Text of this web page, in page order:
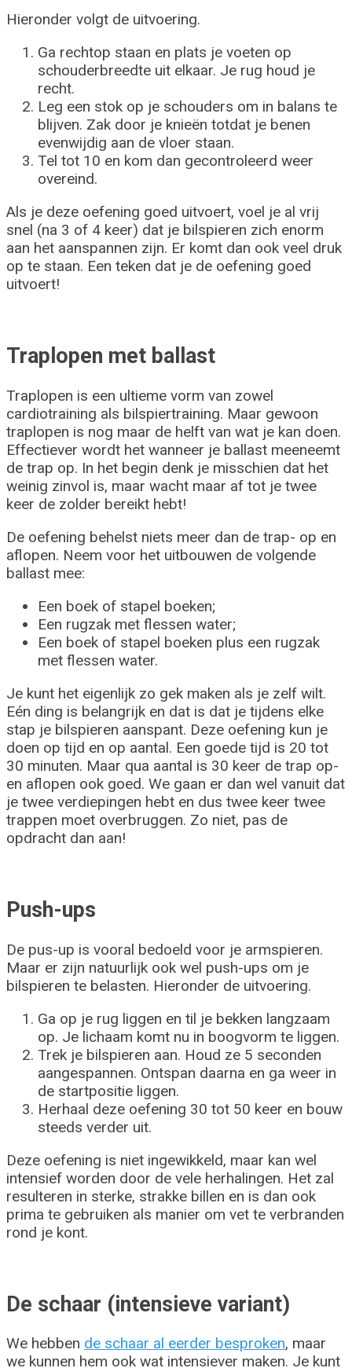
Hieronder volgt de uitvoering.
Ga rechtop staan en plats je voeten op
schouderbreedte uit elkaar. Je rug houd je
recht.
Leg een stok op je schouders om in balans te
blijven. Zak door je knieën totdat je benen
evenwijdig aan de vloer staan.
Tel tot 10 en kom dan gecontroleerd weer
overeind.
Als je deze oefening goed uitvoert, voel je al vrij
snel (na 3 of 4 keer) dat je bilspieren zich enorm
aan het aanspannen zijn. Er komt dan ook veel druk
op te staan. Een teken dat je de oefening goed
uitvoert!
Traplopen met ballast
Traplopen is een ultieme vorm van zowel
cardiotraining als bilspiertraining. Maar gewoon
traplopen is nog maar de helft van wat je kan doen.
Effectiever wordt het wanneer je ballast meeneemt
de trap op. In het begin denk je misschien dat het
weinig zinvol is, maar wacht maar af tot je twee
keer de zolder bereikt hebt!
De oefening behelst niets meer dan de trap- op en
aflopen. Neem voor het uitbouwen de volgende
ballast mee:
Een boek of stapel boeken;
Een rugzak met flessen water;
Een boek of stapel boeken plus een rugzak
met flessen water.
Je kunt het eigenlijk zo gek maken als je zelf wilt.
Eén ding is belangrijk en dat is dat je tijdens elke
stap je bilspieren aanspant. Deze oefening kun je
doen op tijd en op aantal. Een goede tijd is 20 tot
30 minuten. Maar qua aantal is 30 keer de trap op-
en aflopen ook goed. We gaan er dan wel vanuit dat
je twee verdiepingen hebt en dus twee keer twee
trappen moet overbruggen. Zo niet, pas de
opdracht dan aan!
Push-ups
De pus-up is vooral bedoeld voor je armspieren.
Maar er zijn natuurlijk ook wel push-ups om je
bilspieren te belasten. Hieronder de uitvoering.
Ga op je rug liggen en til je bekken langzaam
op. Je lichaam komt nu in boogvorm te liggen.
Trek je bilspieren aan. Houd ze 5 seconden
aangespannen. Ontspan daarna en ga weer in
de startpositie liggen.
Herhaal deze oefening 30 tot 50 keer en bouw
steeds verder uit.
Deze oefening is niet ingewikkeld, maar kan wel
intensief worden door de vele herhalingen. Het zal
resulteren in sterke, strakke billen en is dan ook
prima te gebruiken als manier om vet te verbranden
rond je kont.
De schaar (intensieve variant)
We hebben de schaar al eerder besproken, maar
we kunnen hem ook wat intensiever maken. Je kunt